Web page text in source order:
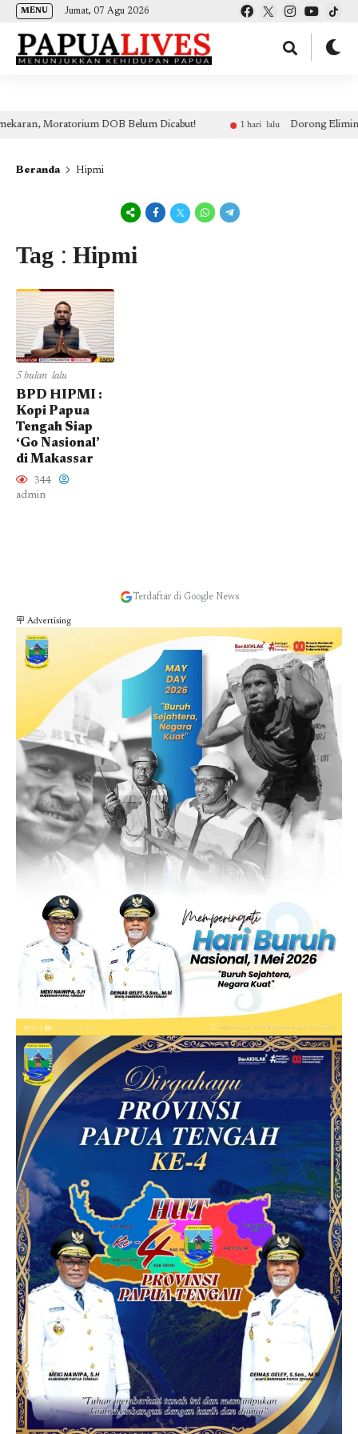
(self.SWG_BASIC = self.SWG_BASIC || []).push( basicSubscriptions => {
basicSubscriptions.init({ type: "NewsArticle", isPartOfType: ["Product"], isPartOfProductId:
MENU Jumat, 07 Agu 2026
DOB Belum Dicabut! 1 hari lalu Dorong Eliminasi Malaria &
Beranda Hipmi
Tag : Hipmi
5 bulan lalu
BPD HIPMI :
Kopi Papua
Tengah Siap
‘Go Nasional’
di Makassar
344
admin
Terdaftar di Google News
🪧 Advertising